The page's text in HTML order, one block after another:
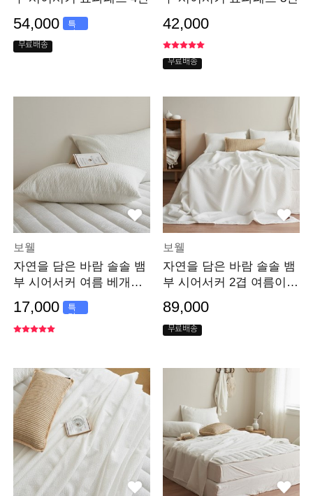
54,000
특
가
무료배송
42,000
무료배송
보웰
자연을 담은 바람 솔솔 뱀
부 시어서커 여름 베개커
17,000
특
가
보웰
자연을 담은 바람 솔솔 뱀
부 시어서커 2겹 여름이불
89,000
무료배송